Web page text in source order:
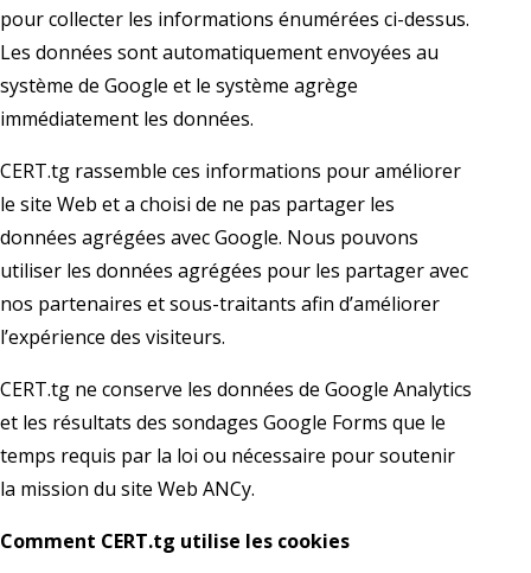
pour collecter les informations énumérées ci-dessus.
Les données sont automatiquement envoyées au
système de Google et le système agrège
immédiatement les données.
CERT.tg rassemble ces informations pour améliorer
le site Web et a choisi de ne pas partager les
données agrégées avec Google. Nous pouvons
utiliser les données agrégées pour les partager avec
nos partenaires et sous-traitants afin d’améliorer
l’expérience des visiteurs.
CERT.tg ne conserve les données de Google Analytics
et les résultats des sondages Google Forms que le
temps requis par la loi ou nécessaire pour soutenir
la mission du site Web ANCy.
Comment CERT.tg utilise les cookies